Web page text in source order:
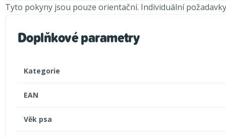
Tyto pokyny jsou pouze orientační. Individuální
Doplňkové parametry
Kategorie
EAN
Věk psa